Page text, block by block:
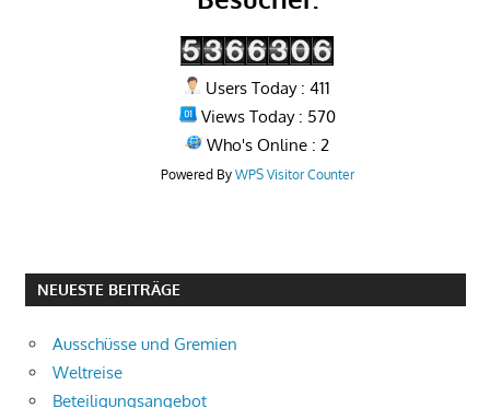
Users Today : 411
Views Today : 570
Who's Online : 2
Powered By WPS Visitor Counter
NEUESTE BEITRÄGE
Ausschüsse und Gremien
Weltreise
Beteiligungsangebot